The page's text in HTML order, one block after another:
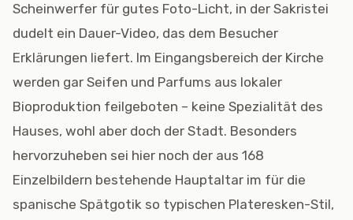
Scheinwerfer für gutes Foto-Licht, in der Sakristei
dudelt ein Dauer-Video, das dem Besucher
Erklärungen liefert. Im Eingangsbereich der Kirche
werden gar Seifen und Parfums aus lokaler
Bioproduktion feilgeboten – keine Spezialität des
Hauses, wohl aber doch der Stadt. Besonders
hervorzuheben sei hier noch der aus 168
Einzelbildern bestehende Hauptaltar im für die
spanische Spätgotik so typischen Plateresken-Stil,